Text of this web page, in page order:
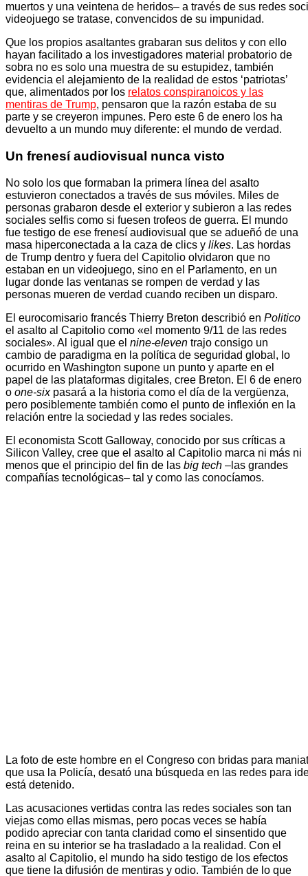
muertos y una veintena de heridos– a través de sus redes
videojuego se tratase, convencidos de su impunidad.
Que los propios asaltantes grabaran sus delitos y con ello
hayan facilitado a los investigadores material probatorio de
sobra no es solo una muestra de su estupidez, también
evidencia el alejamiento de la realidad de estos ‘patriotas’
que, alimentados por los relatos conspiranoicos y las
mentiras de Trump, pensaron que la razón estaba de su
parte y se creyeron impunes. Pero este 6 de enero los ha
devuelto a un mundo muy diferente: el mundo de verdad.
Un frenesí audiovisual nunca visto
No solo los que formaban la primera línea del asalto
estuvieron conectados a través de sus móviles. Miles de
personas grabaron desde el exterior y subieron a las redes
sociales selfis como si fuesen trofeos de guerra. El mundo
fue testigo de ese frenesí audiovisual que se adueñó de una
masa hiperconectada a la caza de clics y likes. Las hordas
de Trump dentro y fuera del Capitolio olvidaron que no
estaban en un videojuego, sino en el Parlamento, en un
lugar donde las ventanas se rompen de verdad y las
personas mueren de verdad cuando reciben un disparo.
El eurocomisario francés Thierry Breton describió en Politico
el asalto al Capitolio como «el momento 9/11 de las redes
sociales». Al igual que el nine-eleven trajo consigo un
cambio de paradigma en la política de seguridad global, lo
ocurrido en Washington supone un punto y aparte en el
papel de las plataformas digitales, cree Breton. El 6 de enero
o one-sixpasará a la historia como el día de la vergüenza,
pero posiblemente también como el punto de inflexión en la
relación entre la sociedad y las redes sociales.
El economista Scott Galloway, conocido por sus críticas a
Silicon Valley, cree que el asalto al Capitolio marca ni más ni
menos que el principio del fin de las big tech –las grandes
compañías tecnológicas– tal y como las conocíamos.
La foto de este hombre en el Congreso con bridas para
que usa la Policía, desató una búsqueda en las redes para
está detenido.
Las acusaciones vertidas contra las redes sociales son tan
viejas como ellas mismas, pero pocas veces se había
podido apreciar con tanta claridad como el sinsentido que
reina en su interior se ha trasladado a la realidad. Con el
asalto al Capitolio, el mundo ha sido testigo de los efectos
que tiene la difusión de mentiras y odio. También de lo que